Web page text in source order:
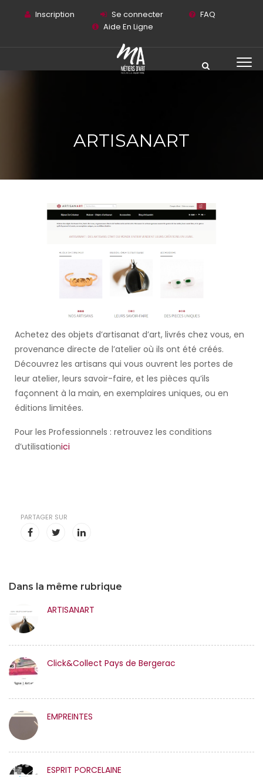
Inscription Se connecter
FAQ
Aide En Ligne
ARTISANART
Dans la même rubrique
ARTISANART
Click&Collect Pays de Bergerac
EMPREINTES
ESPRIT PORCELAINE
Achetez des objets d’artisanat d’art, livrés chez vous, en
provenance directe de l’atelier où ils ont été créés.
Découvrez les artisans qui vous ouvrent les portes de
leur atelier, leurs savoir-faire, et les pièces qu’ils
façonnent à la main, en exemplaires uniques, ou en
éditions limitées.
Pour les Professionnels : retrouvez les conditions
d’utilisationici
PARTAGER SUR